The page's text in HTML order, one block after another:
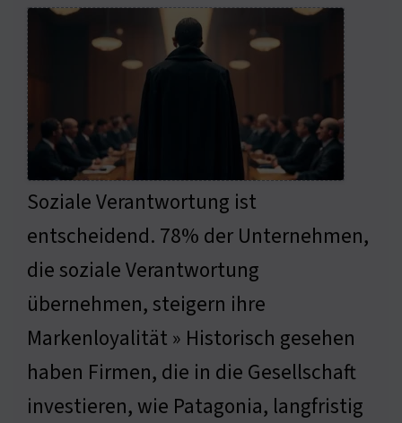
Soziale Verantwortung ist
entscheidend. 78% der Unternehmen,
die soziale Verantwortung
übernehmen, steigern ihre
Markenloyalität » Historisch gesehen
haben Firmen, die in die Gesellschaft
investieren, wie Patagonia, langfristig